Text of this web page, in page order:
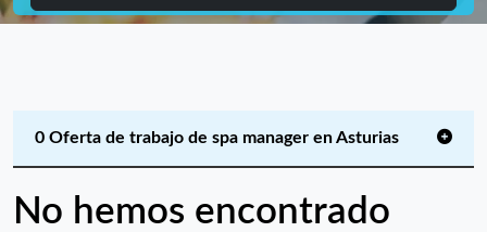
0 Oferta de trabajo de spa manager en Asturias
No hemos encontrado